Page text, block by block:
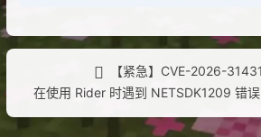
【紧急】CVE-2026-
在使用 Rider 时遇到 NETSDK1209 错